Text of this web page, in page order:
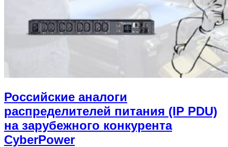
Российские аналоги
распределителей питания (IP PDU)
на зарубежного конкурента
CyberPower